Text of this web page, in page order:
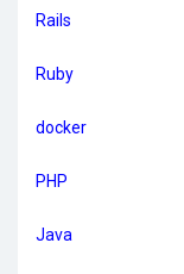
Rails
Ruby
docker
PHP
Java